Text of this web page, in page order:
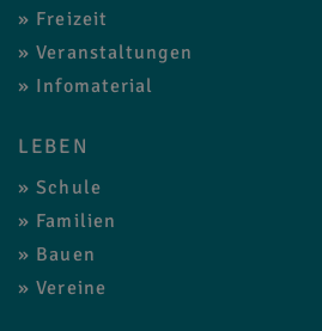
Freizeit
Veranstaltungen
Infomaterial
LEBEN
Schule
Familien
Bauen
Vereine